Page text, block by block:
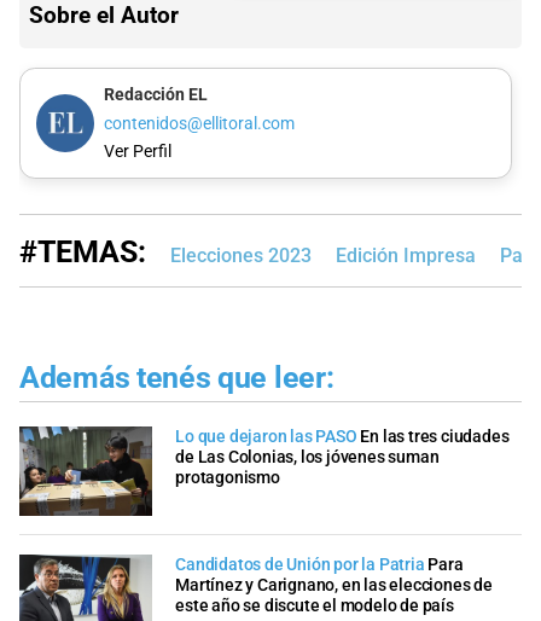
Sobre el Autor
Redacción EL
contenidos@ellitoral.com
Ver Perfil
#TEMAS: Elecciones 2023 Edición Impresa
Además tenés que leer:
Lo que dejaron las PASO En las tres ciudades
de Las Colonias, los jóvenes suman
protagonismo
Candidatos de Unión por la Patria Para
Martínez y Carignano, en las elecciones de
este año se discute el modelo de país